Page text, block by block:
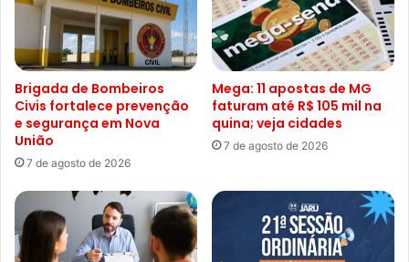
Brigada de Bombeiros
Civis fortalece prevenção
e segurança em Nova
União
7 de agosto de 2026
Mega: 11 apostas de MG
faturam até R$ 105 mil na
quina; veja cidades
7 de agosto de 2026